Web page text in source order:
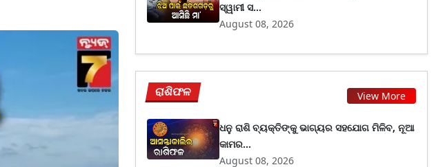
ସ୍ୱାମୀ ସ...
August 08, 2026
ରାଶିଫଳ View More
ଧନୁ ରାଶି ବ୍ୟକ୍ତିଙ୍କୁ ଭାଗ୍ୟର ସହଯୋଗ ମିଳିବ, ନୂଆ
କାମର...
August 08, 2026